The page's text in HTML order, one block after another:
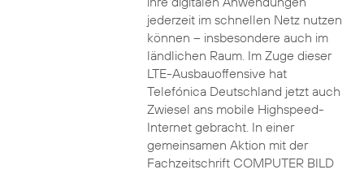
jederzeit im schnellen Netz nutzen
können – insbesondere auch im
ländlichen Raum. Im Zuge dieser
LTE-Ausbauoffensive hat
Telefónica Deutschland jetzt auch
Zwiesel ans mobile Highspeed-
Internet gebracht. In einer
gemeinsamen Aktion mit der
Fachzeitschrift COMPUTER BILD